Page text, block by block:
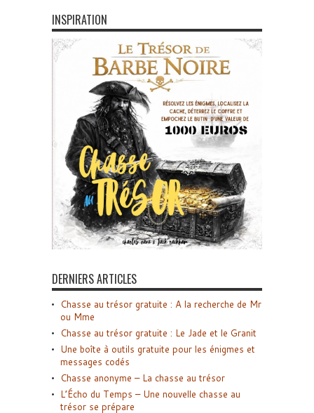
INSPIRATION
DERNIERS ARTICLES
Chasse au trésor gratuite : A la recherche de Mr
ou Mme
Chasse au trésor gratuite : Le Jade et le Granit
Une boîte à outils gratuite pour les énigmes et
messages codés
Chasse anonyme – La chasse au trésor
L’Écho du Temps – Une nouvelle chasse au
trésor se prépare